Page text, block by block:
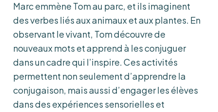
Marc emmène Tom au parc, et ils imaginent
des verbes liés aux animaux et aux plantes. En
observant le vivant, Tom découvre de
nouveaux mots et apprend à les conjuguer
dans un cadre qui l’inspire. Ces activités
permettent non seulement d’apprendre la
conjugaison, mais aussi d’engager les élèves
dans des expériences sensorielles et